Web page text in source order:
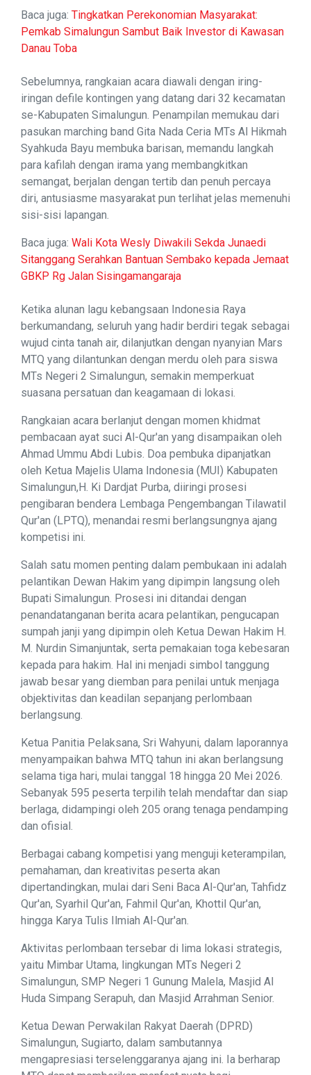
Baca juga: Tingkatkan Perekonomian Masyarakat:
Pemkab Simalungun Sambut Baik Investor di Kawasan
Danau Toba
Sebelumnya, rangkaian acara diawali dengan iring-
iringan defile kontingen yang datang dari 32 kecamatan
se-Kabupaten Simalungun. Penampilan memukau dari
pasukan marching band Gita Nada Ceria MTs Al Hikmah
Syahkuda Bayu membuka barisan, memandu langkah
para kafilah dengan irama yang membangkitkan
semangat, berjalan dengan tertib dan penuh percaya
diri, antusiasme masyarakat pun terlihat jelas memenuhi
sisi-sisi lapangan.
Baca juga: Wali Kota Wesly Diwakili Sekda Junaedi
Sitanggang Serahkan Bantuan Sembako kepada Jemaat
GBKP Rg Jalan Sisingamangaraja
Ketika alunan lagu kebangsaan Indonesia Raya
berkumandang, seluruh yang hadir berdiri tegak sebagai
wujud cinta tanah air, dilanjutkan dengan nyanyian Mars
MTQ yang dilantunkan dengan merdu oleh para siswa
MTs Negeri 2 Simalungun, semakin memperkuat
suasana persatuan dan keagamaan di lokasi.
Rangkaian acara berlanjut dengan momen khidmat
pembacaan ayat suci Al-Qur'an yang disampaikan oleh
Ahmad Ummu Abdi Lubis. Doa pembuka dipanjatkan
oleh Ketua Majelis Ulama Indonesia (MUI) Kabupaten
Simalungun,H. Ki Dardjat Purba, diiringi prosesi
pengibaran bendera Lembaga Pengembangan Tilawatil
Qur'an (LPTQ), menandai resmi berlangsungnya ajang
kompetisi ini.
Salah satu momen penting dalam pembukaan ini adalah
pelantikan Dewan Hakim yang dipimpin langsung oleh
Bupati Simalungun. Prosesi ini ditandai dengan
penandatanganan berita acara pelantikan, pengucapan
sumpah janji yang dipimpin oleh Ketua Dewan Hakim H.
M. Nurdin Simanjuntak, serta pemakaian toga kebesaran
kepada para hakim. Hal ini menjadi simbol tanggung
jawab besar yang diemban para penilai untuk menjaga
objektivitas dan keadilan sepanjang perlombaan
berlangsung.
Ketua Panitia Pelaksana, Sri Wahyuni, dalam laporannya
menyampaikan bahwa MTQ tahun ini akan berlangsung
selama tiga hari, mulai tanggal 18 hingga 20 Mei 2026.
Sebanyak 595 peserta terpilih telah mendaftar dan siap
berlaga, didampingi oleh 205 orang tenaga pendamping
dan ofisial.
Berbagai cabang kompetisi yang menguji keterampilan,
pemahaman, dan kreativitas peserta akan
dipertandingkan, mulai dari Seni Baca Al-Qur'an, Tahfidz
Qur'an, Syarhil Qur'an, Fahmil Qur'an, Khottil Qur'an,
hingga Karya Tulis Ilmiah Al-Qur'an.
Aktivitas perlombaan tersebar di lima lokasi strategis,
yaitu Mimbar Utama, lingkungan MTs Negeri 2
Simalungun, SMP Negeri 1 Gunung Malela, Masjid Al
Huda Simpang Serapuh, dan Masjid Arrahman Senior.
Ketua Dewan Perwakilan Rakyat Daerah (DPRD)
Simalungun, Sugiarto, dalam sambutannya
mengapresiasi terselenggaranya ajang ini. Ia berharap